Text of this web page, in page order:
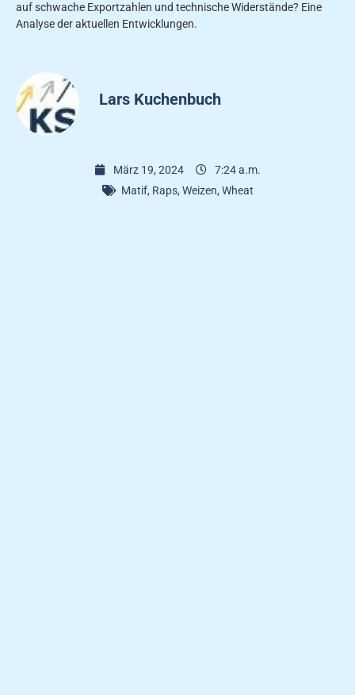
auf schwache Exportzahlen und technische Widerstände? Eine
Analyse der aktuellen Entwicklungen.
Lars Kuchenbuch
März 19, 2024
7:24 a.m.
Matif, Raps, Weizen, Wheat